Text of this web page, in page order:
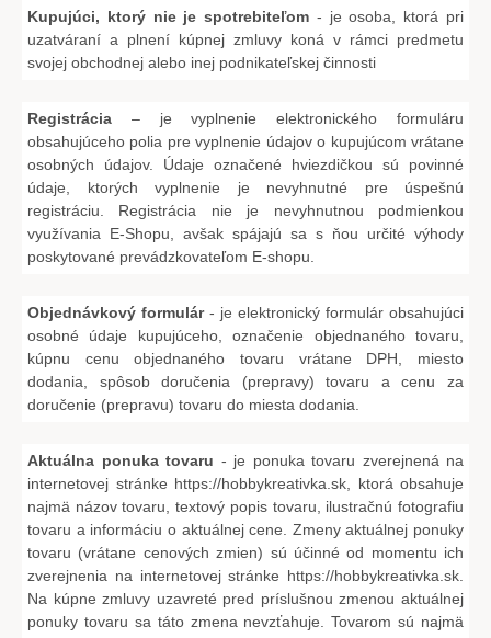
Kupujúci, ktorý nie je spotrebiteľom - je osoba, ktorá pri
uzatváraní a plnení kúpnej zmluvy koná v rámci predmetu
svojej obchodnej alebo inej podnikateľskej činnosti
Registrácia – je vyplnenie elektronického formuláru
obsahujúceho polia pre vyplnenie údajov o kupujúcom vrátane
osobných údajov. Údaje označené hviezdičkou sú povinné
údaje, ktorých vyplnenie je nevyhnutné pre úspešnú
registráciu. Registrácia nie je nevyhnutnou podmienkou
využívania E-Shopu, avšak spájajú sa s ňou určité výhody
poskytované prevádzkovateľom E-shopu.
Objednávkový formulár- je elektronický formulár obsahujúci
osobné údaje kupujúceho, označenie objednaného tovaru,
kúpnu cenu objednaného tovaru vrátane DPH, miesto
dodania, spôsob doručenia (prepravy) tovaru a cenu za
doručenie (prepravu) tovaru do miesta dodania.
Aktuálna ponuka tovaru - je ponuka tovaru zverejnená na
internetovej stránke https://hobbykreativka.sk , ktorá obsahuje
najmä názov tovaru, textový popis tovaru, ilustračnú fotografiu
tovaru a informáciu o aktuálnej cene. Zmeny aktuálnej ponuky
tovaru (vrátane cenových zmien) sú účinné od momentu ich
zverejnenia na internetovej stránke https://hobbykreativka.sk
Na kúpne zmluvy uzavreté pred príslušnou zmenou aktuálnej
ponuky tovaru sa táto zmena nevzťahuje. Tovarom sú najmä